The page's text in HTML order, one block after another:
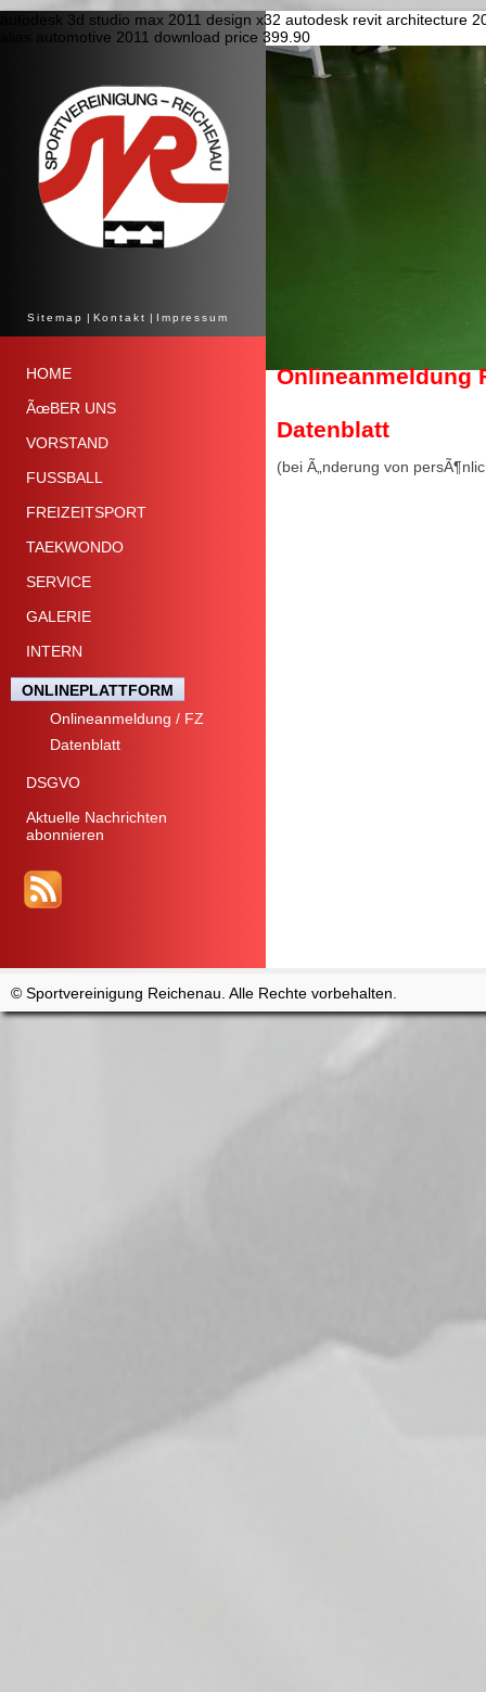
Sitemap | Kontakt | Impressum
autodesk 3d studio max 2011 design x32 autodesk revit architecture
alias automotive 2011 download price 399.90
HOME
ÃœBER UNS
VORSTAND
FUSSBALL
FREIZEITSPORT
TAEKWONDO
SERVICE
GALERIE
INTERN
ONLINEPLATTFORM
Onlineanmeldung / FZ
Datenblatt
DSGVO
Aktuelle Nachrichten
abonnieren
Onlineanmeldung
Datenblatt
(bei Ã„nderung von
© Sportvereinigung Reichenau. Alle Rechte vorbehalten.